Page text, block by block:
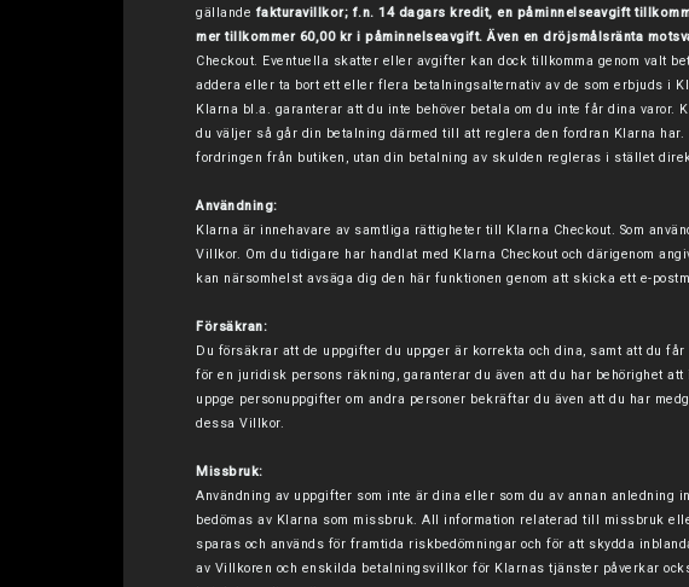
gällande fakturavillkor; f.n. 14 dagars kredit, en påminnelseavgift
mer tillkommer 60,00 kr i påminnelseavgift. Även en dröjsmålsränta
Checkout. Eventuella skatter eller avgifter kan dock tillkomma genom valt
addera eller ta bort ett eller flera betalningsalternativ av de som erbjuds i
Klarna bl.a. garanterar att du inte behöver betala om du inte får dina
du väljer så går din betalning därmed till att reglera den fordran Klarna
fordringen från butiken, utan din betalning av skulden regleras i stället
Användning:
Klarna är innehavare av samtliga rättigheter till Klarna Checkout. Som
Villkor. Om du tidigare har handlat med Klarna Checkout och därigenom
kan närsomhelst avsäga dig den här funktionen genom att skicka ett e-
Försäkran:
Du försäkrar att de uppgifter du uppger är korrekta och dina, samt att du
för en juridisk persons räkning, garanterar du även att du har behörighet
uppge personuppgifter om andra personer bekräftar du även att du har
dessa Villkor.
Missbruk:
Användning av uppgifter som inte är dina eller som du av annan anledning
bedömas av Klarna som missbruk. All information relaterad till missbruk
sparas och används för framtida riskbedömningar och för att skydda
av Villkoren och enskilda betalningsvillkor för Klarnas tjänster påverkar